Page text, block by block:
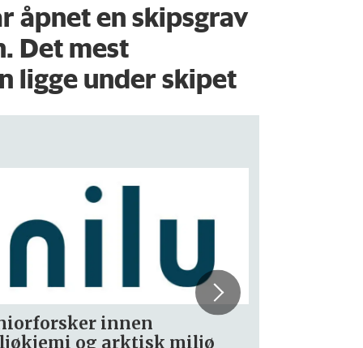
åpnet en skipsgrav
Det mest
ligge under skipet
søker
– fast